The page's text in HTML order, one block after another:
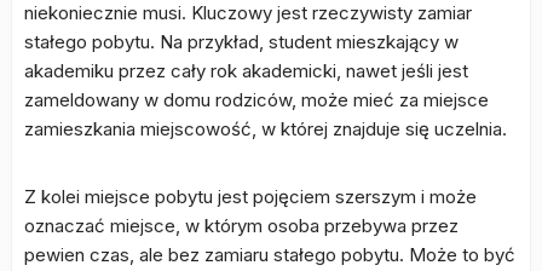
niekoniecznie musi. Kluczowy jest rzeczywisty zamiar
stałego pobytu. Na przykład, student mieszkający w
akademiku przez cały rok akademicki, nawet jeśli jest
zameldowany w domu rodziców, może mieć za miejsce
zamieszkania miejscowość, w której znajduje się uczelnia.
Z kolei miejsce pobytu jest pojęciem szerszym i może
oznaczać miejsce, w którym osoba przebywa przez
pewien czas, ale bez zamiaru stałego pobytu. Może to być